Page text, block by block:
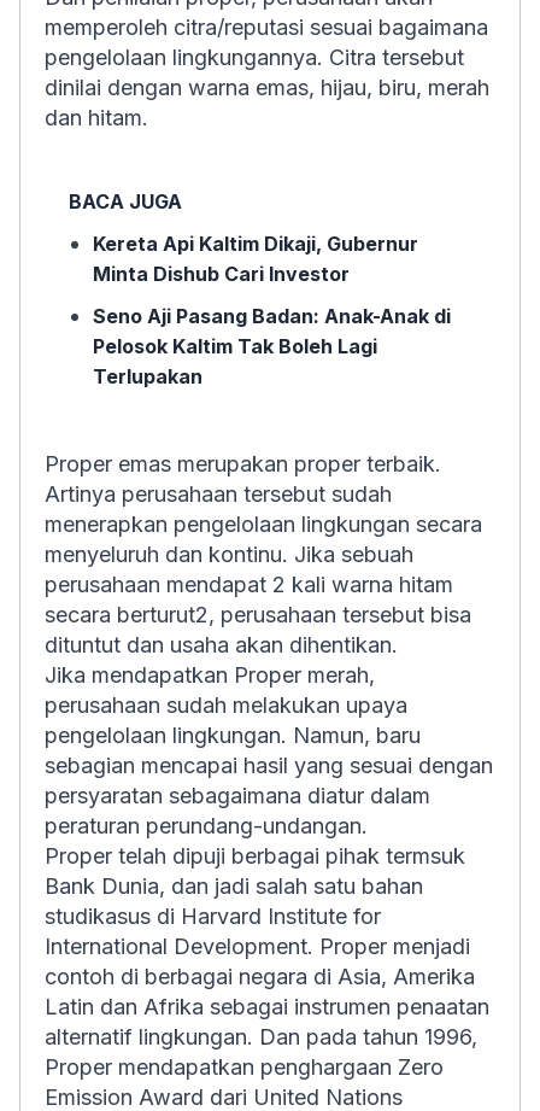
memperoleh citra/reputasi sesuai bagaimana
pengelolaan lingkungannya. Citra tersebut
dinilai dengan warna emas, hijau, biru, merah
dan hitam.
BACA JUGA
Kereta Api Kaltim Dikaji, Gubernur
Minta Dishub Cari Investor
Seno Aji Pasang Badan: Anak-Anak di
Pelosok Kaltim Tak Boleh Lagi
Terlupakan
Proper emas merupakan proper terbaik.
Artinya perusahaan tersebut sudah
menerapkan pengelolaan lingkungan secara
menyeluruh dan kontinu. Jika sebuah
perusahaan mendapat 2 kali warna hitam
secara berturut2, perusahaan tersebut bisa
dituntut dan usaha akan dihentikan.
Jika mendapatkan Proper merah,
perusahaan sudah melakukan upaya
pengelolaan lingkungan. Namun, baru
sebagian mencapai hasil yang sesuai dengan
persyaratan sebagaimana diatur dalam
peraturan perundang-undangan.
Proper telah dipuji berbagai pihak termsuk
Bank Dunia, dan jadi salah satu bahan
studikasus di Harvard Institute for
International Development. Proper menjadi
contoh di berbagai negara di Asia, Amerika
Latin dan Afrika sebagai instrumen penaatan
alternatif lingkungan. Dan pada tahun 1996,
Proper mendapatkan penghargaan Zero
Emission Award dari United Nations